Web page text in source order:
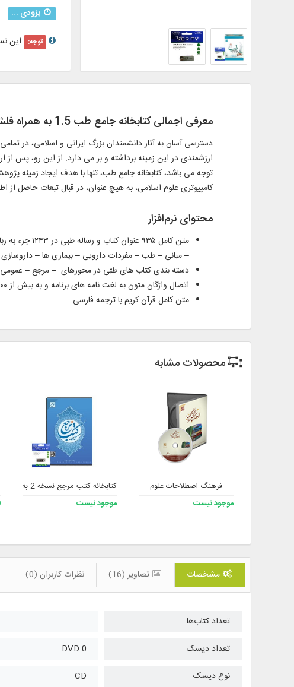
بزودی ...
توجه: این
معرفی اجمالی کتابخانه جامع طب 1.5 به همراه فلش
دسترسی آسان به آثار دانشمندان بزرگ ایرانی و اسلامی، در
توجه می باشد، کتابخانه جامع طب، تنها با هدف ایجاد زمینه
کامپیوتری علوم اسلامی، به هیچ عنوان، در قبال تبعات حاصل
محتوای نرم‌افزار
متن کامل
– مبانی – طب – مفردات دارویی – بیماری ها –
دسته بندی کتاب های طبّی در محورهای: – مرجع –
اتصال واژگان متون به لغت نامه های برنامه و به بیش از ۱۲۰۰۰۰ اصطلاح و لفظ طبّی
متن کامل قرآن کریم با ترجمه فارسی
محصولات مشابه
فرهنگ اصطلاحات علوم
موجود نیست
کتابخانه کتب مرجع نسخه 2 به همراه فلش
موجود نیست
مشخصات تصاویر (16) نظرات کاربران (0)
تعداد کتاب‌ها
تعداد دیسک
0 DVD
نوع دیسک
CD